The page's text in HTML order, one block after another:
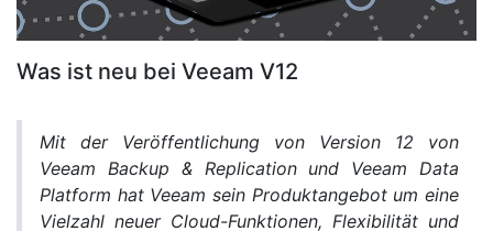
Was ist neu bei Veeam V12
Mit der Veröffentlichung von Version 12 von
Veeam Backup & Replication und Veeam Data
Platform hat Veeam sein Produktangebot um eine
Vielzahl neuer Cloud-Funktionen, Flexibilität und